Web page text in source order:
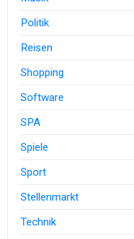
Politik
Reisen
Shopping
Software
SPA
Spiele
Sport
Stellenmarkt
Technik